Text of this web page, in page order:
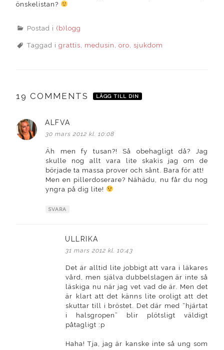
önskelistan?
Postad i (b)logg
Taggad igrattis medusin ,oro ,sjukdom
19 COMMENTS LÄGG TILL DIN
ALFVA
30 mars 2012 kl. 10:08
Äh men fy tusan?! Så obehagligt då? Jag
skulle nog allt vara lite skakis jag om de
började ta massa prover och sånt. Bara för att!
Men en pillerdoserare? Nähädu, nu får du nog
yngra på dig lite!
SVARA
ULLRIKA
31 mars 2012 kl. 10:43
Det är alltid lite jobbigt att vara i läkares
vård, men själva dubbelslagen är inte så
läskiga nu när jag vet vad de är. Men det
är klart att det känns lite oroligt att det
skuttar till i bröstet. Det där med “hjärtat
i halsgropen” blir plötsligt väldigt
påtagligt :p
Haha! Tja, jag är kanske inte så ung som